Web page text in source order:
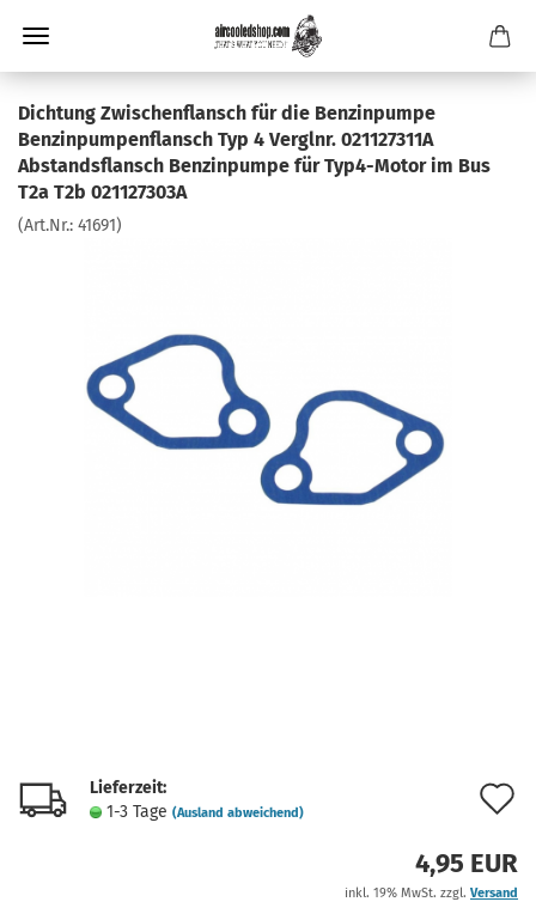
Dichtung Zwischenflansch für die Benzinpumpe
Benzinpumpenflansch Typ 4 Verglnr. 021127311A
Abstandsflansch Benzinpumpe für Typ4-​Motor im Bus
T2a T2b 021127303A
(Art.Nr.: 41691)
Lieferzeit:
1-3 Tage (Ausland abweichend)
4,95 EUR
inkl. 19% MwSt. zzgl. Versand